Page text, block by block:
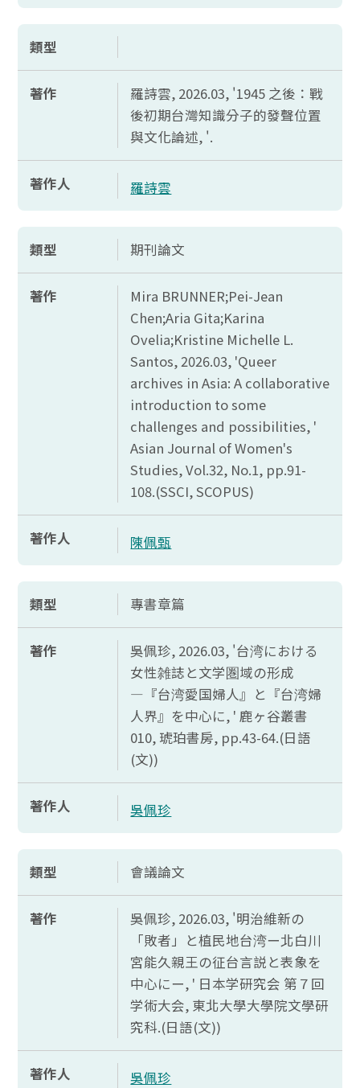
類型
著作
羅詩雲, 2026.03, '1945 之後：戰
後初期台灣知識分子的發聲位置
與文化論述, '.
著作人 羅詩雲
類型 期刊論文
著作
Mira BRUNNER;Pei-Jean
Chen;Aria Gita;Karina
Ovelia;Kristine Michelle L.
Santos, 2026.03, 'Queer
archives in Asia: A collaborative
introduction to some
challenges and possibilities, '
Asian Journal of Women's
Studies, Vol.32, No.1, pp.91-
108.(SSCI, SCOPUS)
著作人 陳佩甄
類型 專書章篇
著作 吳佩珍, 2026.03, '台湾における
女性雑誌と文学圏域の形成
―『台湾愛国婦人』 と『台湾婦
人界』 を中心に, '鹿ヶ谷叢書
010, 琥珀書房, pp.43-64.(日語
(文))
著作人 吳佩珍
類型 會議論文
著作 吳佩珍, 2026.03, '明治維新の
「敗者」 と植民地台湾ー北白川
宮能久親王の征台言説と表象を
中心にー, ' 日本学研究会 第７回
学術大会, 東北大學大學院文學研
究科.(日語(文))
著作人 吳佩珍